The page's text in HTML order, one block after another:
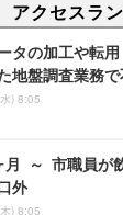
アクセスラ
タの加工や転
地盤調査業務
) 8:05
月 ～ 市職員が
外
) 8:05